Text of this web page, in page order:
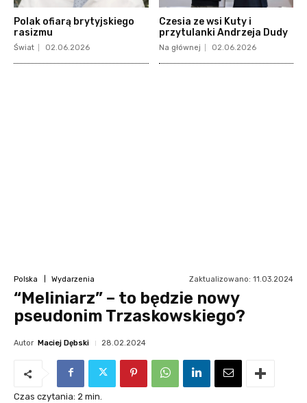
Polak ofiarą brytyjskiego
rasizmu
Świat 02.06.2026
Czesia ze wsi Kuty i
przytulanki Andrzeja Dudy
Na głównej 02.06.2026